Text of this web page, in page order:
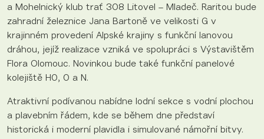
a Mohelnický klub trať 308 Litovel – Mladeč. Raritou bude
zahradní železnice Jana Bartoně ve velikosti G v
krajinném provedení Alpské krajiny s funkční lanovou
dráhou, jejíž realizace vzniká ve spolupráci s Výstavištěm
Flora Olomouc. Novinkou bude také funkční panelové
kolejiště H0, 0 a N.
Atraktivní podívanou nabídne lodní sekce s vodní plochou
a plavebním řádem, kde se během dne představí
historická i moderní plavidla i simulované námořní bitvy.